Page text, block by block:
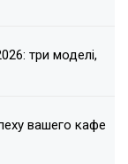
три моделі,
вашего кафе